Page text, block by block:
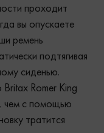
проходит
вы опускаете
ремень
подтягивая
сиденью.
Britax Romer King
чем с помощью
тратится